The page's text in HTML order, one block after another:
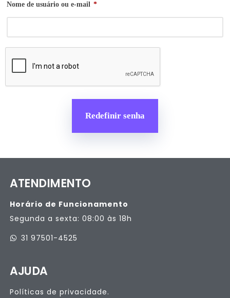
Nome de usuário ou e-mail *
Redefinir senha
ATENDIMENTO
Horário de Funcionamento
Segunda a sexta: 08:00 às 18h
31 97501-4525
AJUDA
Políticas de privacidade.